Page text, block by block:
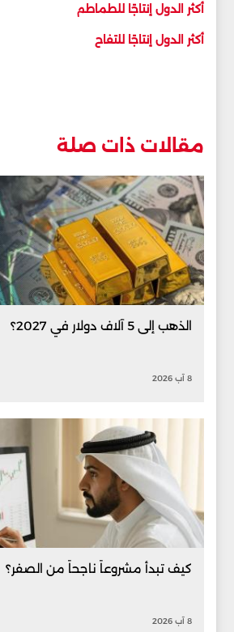
أكثر الدول إنتاجًا للطماطم
أكثر الدول إنتاجًا للتفاح
مقالات ذات صلة
الذهب إلى 5 آلاف دولار في 2027؟
8 آب 2026
كيف تبدأ مشروعاً ناجحاً من الصفر؟
8 آب 2026